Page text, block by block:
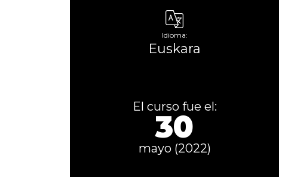
Idioma:
Euskara
El curso fue el:
30
mayo (2022)